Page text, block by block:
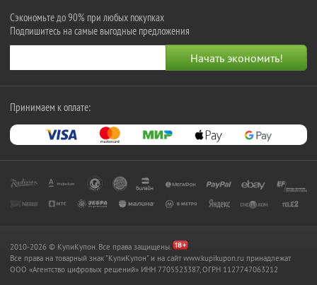
Сэкономьте до 90% при любых покупках
Подпишитесь на самые выгодные предложения
Принимаем к оплате:
2010-2026 © КупиКупон. Все права защищены.
Все права на товарный знак "КупиКупон" и на сайт www.kupikupon.ru принадлежат
OOO «Агентство цифровых решений» ИНН 7705523387, ОГРН 1127747063212